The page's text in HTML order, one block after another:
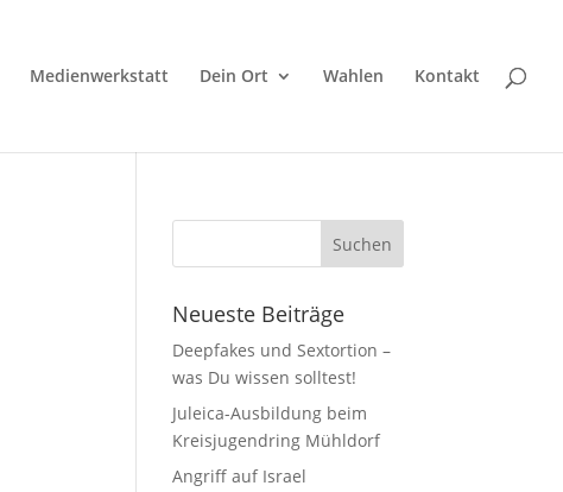
Medienwerkstatt Dein Ort Wahlen Kontakt
Neueste Beiträge
Deepfakes und Sextortion –
was Du wissen solltest!
Juleica-Ausbildung beim
Kreisjugendring Mühldorf
Angriff auf Israel